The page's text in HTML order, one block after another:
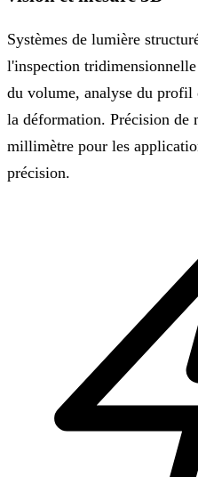
Systèmes de lumière
l'inspection
du volume, analyse du profil
la déformation. Précision de
millimètre pour les
précision.